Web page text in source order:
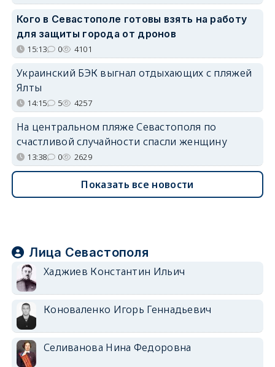
Кого в Севастополе готовы взять на работу
для защиты города от дронов
15:13 0 4101
Украинский БЭК выгнал отдыхающих с пляжей
Ялты
14:15 5 4257
На центральном пляже Севастополя по
счастливой случайности спасли женщину
13:38 0 2629
Показать все новости
Лица Севастополя
Хаджиев Константин Ильич
Коноваленко Игорь Геннадьевич
Селиванова Нина Федоровна